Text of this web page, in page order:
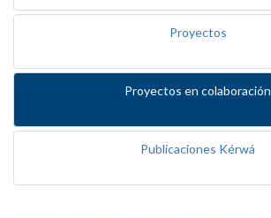
Proyectos
Proyectos en colaboración
Publicaciones Kérwá